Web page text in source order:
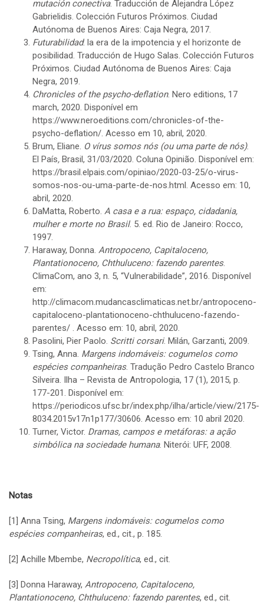
mutación conectiva. Traducción de Alejandra López
Gabrielidis. Colección Futuros Próximos. Ciudad
Autónoma de Buenos Aires: Caja Negra, 2017.
Futurabilidad: la era de la impotencia y el horizonte de
posibilidad. Traducción de Hugo Salas. Colección Futuros
Próximos. Ciudad Autónoma de Buenos Aires: Caja
Negra, 2019.
Chronicles of the psycho-deflation. Nero editions, 17
march, 2020. Disponível em
https://www.neroeditions.com/chronicles-of-the-
psycho-deflation/. Acesso em 10, abril, 2020.
Brum, Eliane. O vírus somos nós (ou uma parte de nós).
El País, Brasil, 31/03/2020. Coluna Opinião. Disponível em:
https://brasil.elpais.com/opiniao/2020-03-25/o-virus-
somos-nos-ou-uma-parte-de-nos.html. Acesso em: 10,
abril, 2020.
DaMatta, Roberto. A casa e a rua: espaço, cidadania,
mulher e morte no Brasil. 5. ed. Rio de Janeiro: Rocco,
1997.
Haraway, Donna. Antropoceno, Capitaloceno,
Plantationoceno, Chthuluceno: fazendo parentes.
ClimaCom, ano 3, n. 5, “Vulnerabilidade”, 2016. Disponível
em:
http://climacom.mudancasclimaticas.net.br/antropoceno-
capitaloceno-plantationoceno-chthuluceno-fazendo-
parentes/ . Acesso em: 10, abril, 2020.
Pasolini, Pier Paolo. Scritti corsari. Milán, Garzanti, 2009.
Tsing, Anna. Margens indomáveis: cogumelos como
espécies companheiras. Tradução Pedro Castelo Branco
Silveira. Ilha – Revista de Antropologia, 17 (1), 2015, p.
177-201. Disponível em:
https://periodicos.ufsc.br/index.php/ilha/article/view/2175-
8034.2015v17n1p177/30606. Acesso em: 10 abril 2020.
Turner, Victor. Dramas, campos e metáforas: a ação
simbólica na sociedade humana. Niterói: UFF, 2008.
Notas
[1] Anna Tsing, Margens indomáveis: cogumelos como
espécies companheiras, ed., cit., p. 185.
[2] Achille Mbembe, Necropolítica, ed., cit.
[3] Donna Haraway, Antropoceno, Capitaloceno,
Plantationoceno, Chthuluceno: fazendo parentes, ed., cit.